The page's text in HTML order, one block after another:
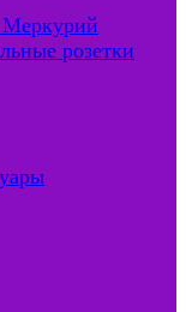
Меркурий
розетки